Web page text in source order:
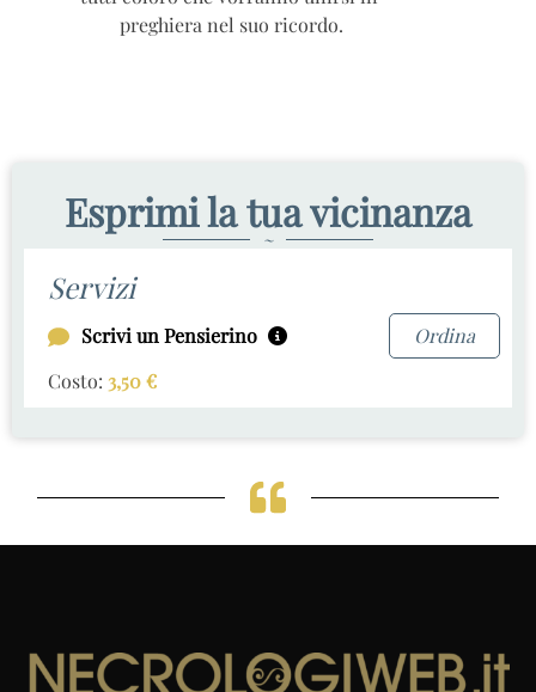
preghiera nel suo ricordo.
Esprimi la tua vicinanza
~
Servizi
Scrivi un Pensierino
Ordina
Costo: 3,50€